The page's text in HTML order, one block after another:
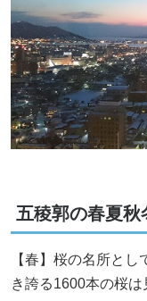
五稜郭の春夏秋
【春】桜の名所と
き誇る1600本の桜は